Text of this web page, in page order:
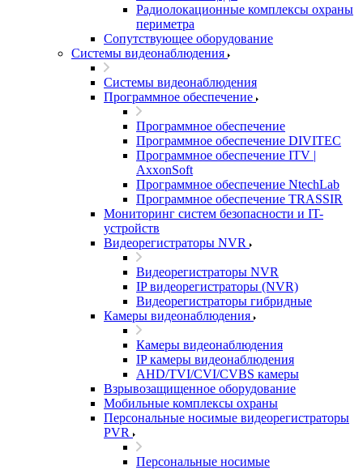
Радиолокационные комплексы охраны
периметра
Сопутствующее оборудование
Системы видеонаблюдения
Системы видеонаблюдения
Программное обеспечение
Программное обеспечение
Программное обеспечение DIVITEC
Программное обеспечение ITV |
AxxonSoft
Программное обеспечение NtechLab
Программное обеспечение TRASSIR
Мониторинг систем безопасности и IT-
устройств
Видеорегистраторы NVR
Видеорегистраторы NVR
IP видеорегистраторы (NVR)
Видеорегистраторы гибридные
Камеры видеонаблюдения
Камеры видеонаблюдения
IP камеры видеонаблюдения
AHD/TVI/CVI/CVBS камеры
Взрывозащищенное оборудование
Мобильные комплексы охраны
Персональные носимые видеорегистраторы
PVR
Персональные носимые